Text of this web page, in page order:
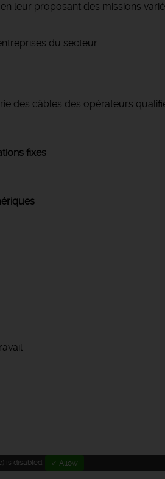
leur proposant des missions
du secteur.
des câbles des opérateurs
fixes
is disabled. ✓ Allow